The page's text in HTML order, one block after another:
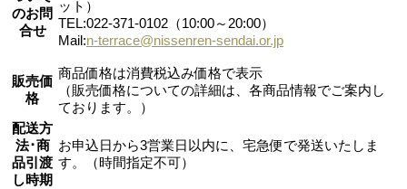
のお問
合せ
ット）
TEL:022-371-0102（10:00～20:00）
Mail:n-terrace@nissenren-sendai.or.jp
販売価
格
商品価格は消費税込み価格で表示
（販売価格についての詳細は、各商品情報でご案内し
ております。）
配送方
法･商
品引渡
し時期
お申込日から3営業日以内に、宅急便で発送いたしま
す。（時間指定不可）